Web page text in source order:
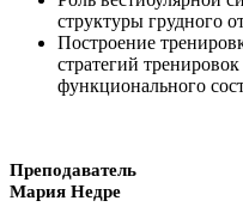
структуры грудного
Построение
стратегий
функционального
Преподаватель
Мария Недре